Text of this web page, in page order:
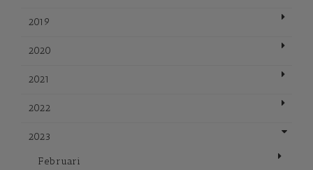
2019
2020
2021
2022
2023
Februari